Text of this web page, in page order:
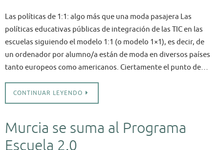
Las políticas de 1:1: algo más que una moda pasajera Las
políticas educativas públicas de integración de las TIC en las
escuelas siguiendo el modelo 1:1 (o modelo 1×1), es decir, de
un ordenador por alumno/a están de moda en diversos países
tanto europeos como americanos. Ciertamente el punto de…
CONTINUAR LEYENDO
Murcia se suma al Programa
Escuela 2.0